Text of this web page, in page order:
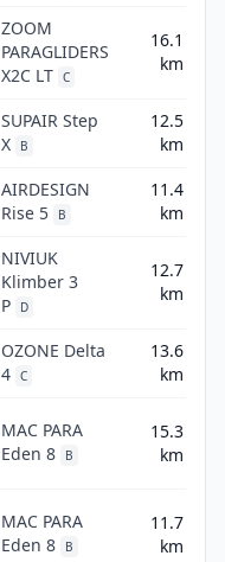
ZOOM
PARAGLIDERS
X2C LT C
16.1
km
SUPAIR Step
X
B
12.5
km
AIRDESIGN
Rise 5
B
11.4
km
NIVIUK
Klimber 3
P
D
12.7
km
OZONE Delta
4 C
13.6
km
MAC PARA
Eden 8
B
15.3
km
MAC PARA
Eden 8
B
11.7
km